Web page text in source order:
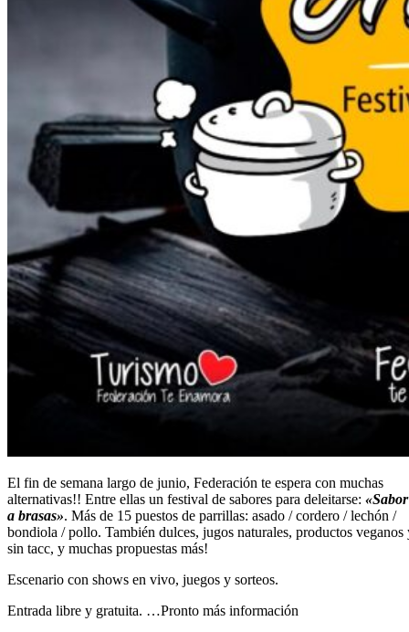
El fin de semana largo de junio, Federación te espera con muchas
alternativas!! Entre ellas un festival de sabores para deleitarse: «Sabor
a brasas». Más de 15 puestos de parrillas: asado / cordero / lechón /
bondiola / pollo. También dulces, jugos naturales, productos veganos
sin tacc, y muchas propuestas más!
Escenario con shows en vivo, juegos y sorteos.
Entrada libre y gratuita. …Pronto más información